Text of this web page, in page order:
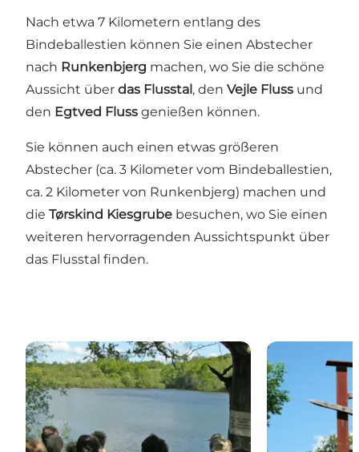
Nach etwa 7 Kilometern entlang des
Bindeballestien können Sie einen Abstecher
nach Runkenbjerg machen, wo Sie die schöne
Aussicht über das Flusstal, den Vejle Fluss und
den Egtved Fluss genießen können.
Sie können auch einen etwas größeren
Abstecher (ca. 3 Kilometer vom Bindeballestien,
ca. 2 Kilometer von Runkenbjerg) machen und
die Tørskind Kiesgrube besuchen, wo Sie einen
weiteren hervorragenden Aussichtspunkt über
das Flusstal finden.
Vingsted See Tørskind